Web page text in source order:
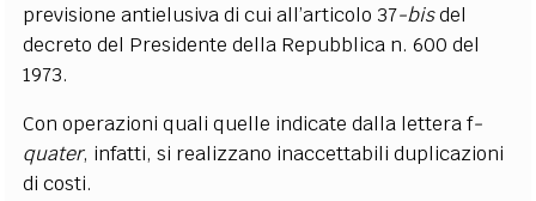
previsione antielusiva di cui all’articolo 37-bisdel
decreto del Presidente della Repubblica n. 600 del
1973.
Con operazioni quali quelle indicate dalla lettera f-
quater, infatti, si realizzano inaccettabili duplicazioni
di costi.